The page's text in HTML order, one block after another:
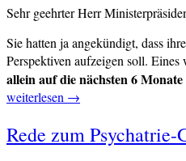
Sehr geehrter Herr
Sie hatten ja angekündigt, dass
Perspektiven aufzeigen soll.
allein auf die nächsten 6
weiterlesen →
Asyl,
Rede zum